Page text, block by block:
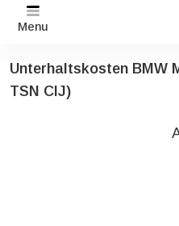
Menu
Unterhaltskosten BMW
TSN CIJ)